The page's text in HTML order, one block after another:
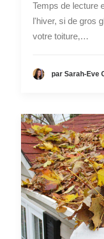
Temps de lecture
l'hiver, si de gros
votre toiture,…
par Sarah-Eve